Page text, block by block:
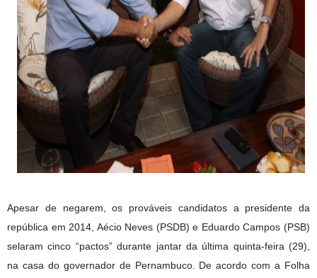
Apesar de negarem, os prováveis candidatos a presidente da
república em 2014, Aécio Neves (PSDB) e Eduardo Campos (PSB)
selaram cinco “pactos” durante jantar da última quinta-feira (29),
na casa do governador de Pernambuco. De acordo com a Folha